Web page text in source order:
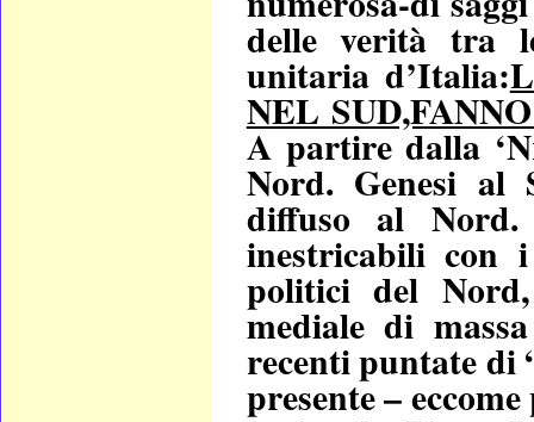
delle verità tra
unitaria d’Italia:
NEL
A partire dalla
Nord. Genesi al
diffuso al
inestricabili con
politici del
mediale di
recenti puntate di
presente –